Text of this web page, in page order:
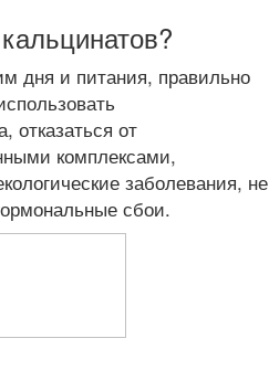
дня и питания, правильно
отказаться от
комплексами,
заболевания, не
сбои.